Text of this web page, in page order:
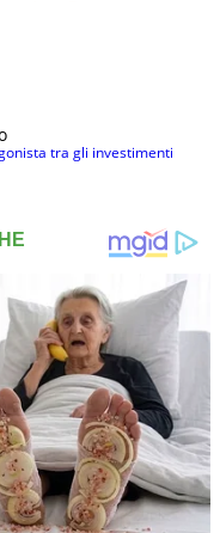
tra gli investimenti